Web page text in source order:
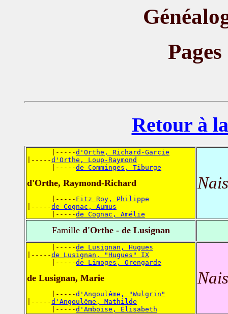
Retour à
      |-----
d'Orthe, Richard-Garcie
|-----d'Orthe, Loup-Raymond
      |-----
de Comminges, Tiburge
d'Orthe, Raymond-Richard
      |-----
Fitz Roy, Philippe
|-----de Cognac, Aumus
      |-----
de Cognac, Amélie
Familled'Orthe - de Lusignan
      |-----
de Lusignan, Hugues
|-----de Lusignan, "Hugues" IX
      |-----
de Limoges, Orengarde
de Lusignan, Marie
      |-----
d'Angoulême, "Wulgrin"
|-----d'Angoulême, Mathilde
      |-----
d'Amboise, Élisabeth